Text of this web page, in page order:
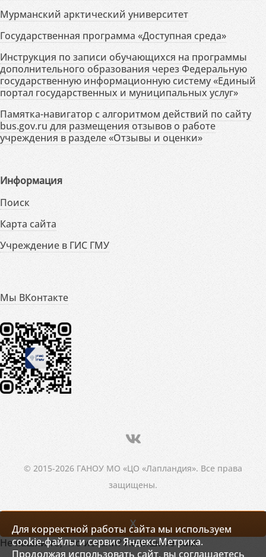
Мурманский арктический университет
Государственная программа «Доступная среда»
Инструкция по записи обучающихся на программы
дополнительного образования через Федеральную
государственную информационную систему «Единый
портал государственных и муниципальных услуг»
Памятка-навигатор с алгоритмом действий по сайту
bus.gov.ru для размещения отзывов о работе
учреждения в разделе «Отзывы и оценки»
Информация
Поиск
Карта сайта
Учреждение в ГИС ГМУ
Мы ВКонтакте
© 2015-2026 ГАНОУ МО «ЦО «Лапландия». Все права
защищены.
Для корректной работы сайта мы используем
cookie-файлы и сервис Яндекс.Метрика.
Продолжая использовать сайт, вы соглашаетесь
X
Не нашли то, что искали? Напишите нам!